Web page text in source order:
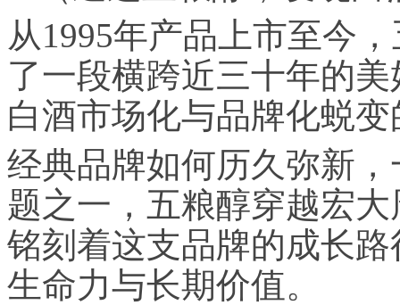
从1995年产品上市至今
了一段横跨近三十年的
白酒市场化与品牌化蜕
经典品牌如何历久弥新
题之一，五粮醇穿越宏
铭刻着这支品牌的成长
生命力与长期价值。